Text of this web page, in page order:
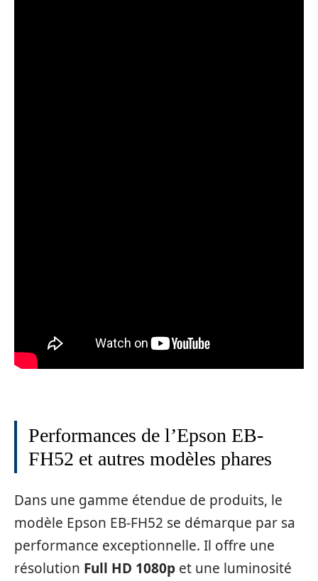
Performances de l’Epson EB-
FH52 et autres modèles phares
Dans une gamme étendue de produits, le
modèle Epson EB-FH52 se démarque par sa
performance exceptionnelle. Il offre une
résolution Full HD 1080p et une luminosité